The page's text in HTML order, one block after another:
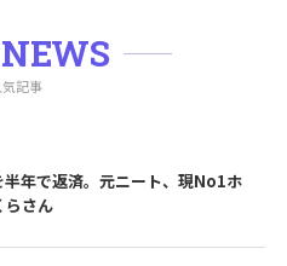
気記事
年で返済。元ニート、現No1ホ
らさん